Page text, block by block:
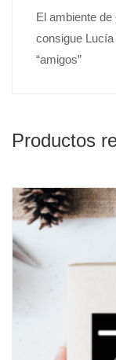
El ambiente
consigue
“amigos”
Productos